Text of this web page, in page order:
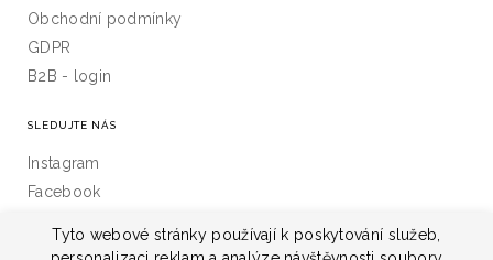
Tyto webové stránky používají k poskytování služeb,
Obchodní podmínky
GDPR
B2B - login
SLEDUJTE NÁS
Instagram
Facebook